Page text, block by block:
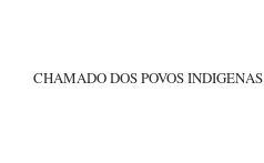
CHAMADO DOS POVOS INDIGENAS